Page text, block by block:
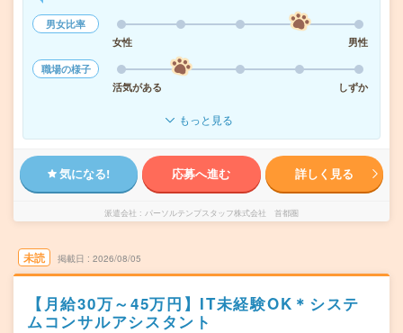
男女比率
女性
男性
職場の様子
活気がある
しずか
もっと見る
気になる! 応募へ進む 詳しく見る
派遣会社 パーソルテンプスタッフ株式会社 首都圏
未読 掲載日 2026/08/05
【月給30万～45万円】IT未経験OK＊システ
ムコンサルアシスタント